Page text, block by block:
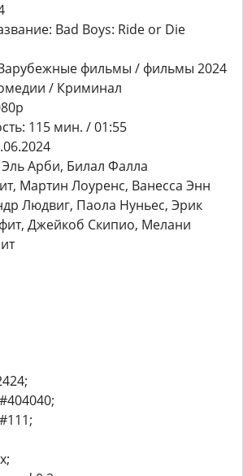
Bad Boys: Ride or Die
фильмы / фильмы 2024
/ Криминал
115 мин. / 01:55
Арби, Билал Фалла
Мартин Лоуренс, Ванесса Энн
Людвиг, Паола Нуньес, Эрик
Джейкоб Скипио, Мелани